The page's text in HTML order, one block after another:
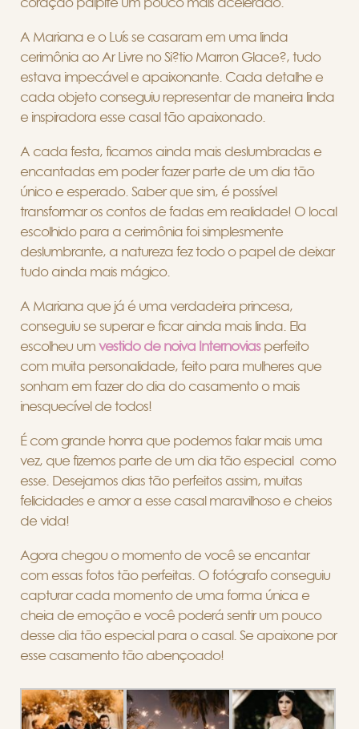
coração palpite um pouco mais acelerado.
A Mariana e o Luís se casaram em uma linda
cerimônia ao Ar Livre no Si?tio Marron Glace?, tudo
estava impecável e apaixonante. Cada detalhe e
cada objeto conseguiu representar de maneira linda
e inspiradora esse casal tão apaixonado.
A cada festa, ficamos ainda mais deslumbradas e
encantadas em poder fazer parte de um dia tão
único e esperado. Saber que sim, é possível
transformar os contos de fadas em realidade! O local
escolhido para a cerimônia foi simplesmente
deslumbrante, a natureza fez todo o papel de deixar
tudo ainda mais mágico.
A Mariana que já é uma verdadeira princesa,
conseguiu se superar e ficar ainda mais linda. Ela
escolheu um vestido de noiva Internoviasperfeito
com muita personalidade, feito para mulheres que
sonham em fazer do dia do casamento o mais
inesquecível de todos!
É com grande honra que podemos falar mais uma
vez, que fizemos parte de um dia tão especial como
esse. Desejamos dias tão perfeitos assim, muitas
felicidades e amor a esse casal maravilhoso e cheios
de vida!
Agora chegou o momento de você se encantar
com essas fotos tão perfeitas. O fotógrafo conseguiu
capturar cada momento de uma forma única e
cheia de emoção e você poderá sentir um pouco
desse dia tão especial para o casal. Se apaixone por
esse casamento tão abençoado!